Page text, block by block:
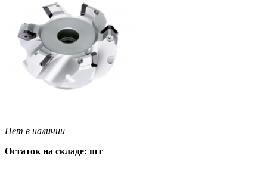
Нет в наличии
Остаток на складе: шт